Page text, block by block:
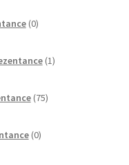
0izdelkov
1izdelek
75izdelkov
0izdelkov